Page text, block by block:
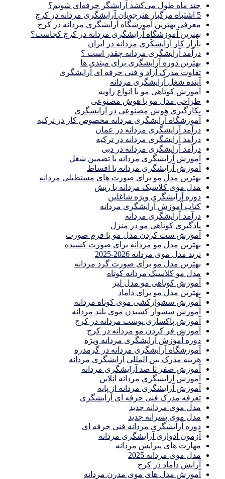
چند ماه طول می‌کشد آرایشگر حرفه‌ای شویم؟
5 اشتباه مرگبار هنرجویان آرایشگری مردانه در کرج
معرفی بهترین آموزشگاه آرایشگری مردانه در کرج
بهترین آموزشگاه آرایشگری مردانه در کرج کجاست؟
بازار كار آرايشكَرى مردانه در ايران
درآمد آرایشگری مردانه چقدر است ؟
بهترین دوره آرایشگری برای مبتدی ها
تفاوت مدرک آزاد و فنی حرفه ای آرایشگری
آینده شغل آرایشگری مردانه
آموزش کوتاهی مو با انواع زاویه
طراحی مدل مو با هوش مصنوعی
بکارگیری هوش مصنوعی در آرایشگری
آموزشگاه آرایشگری مردانه مخصوص کار در ترکیه
درآمد آرایشگری مردانه در عمان
درآمد آرایشگری مردانه در ترکیه
درآمد آرایشگری مردانه در دبی
آموزش آرایشگری مردانه با تضمین شغل
آموزش آرایشگری مردانه با اقساط
بهترین مدل مو برای صورت های مستطیلی مردانه
مدل موی کلاسیک مردانه با ریش
دوره آرایشگری ویژه شاغلین
کتاب آموزش آرایشگری مردانه
درآمد آرایشگری مردانه
یادگیری كوتاهى مو در منزل
آموزش ست كردن مدل مو با فرم صورت
بهترین مدل مو مردانه برای صورت کشیده
ترند مدل موی مردانه 2026-2025
بهترين مدل مو براى صورت گرد مردانه
مدل مو کلاسیک مردانه کوتاه
آموزش کوتاهی مو مدل لیر
بهترین مدل مو برای داماد
آموزش سشوارکشی موی کوتاه مردانه
آموزش سشوار کشیدن موی بلند مردانه
آموزش پاکسازی پوست مردانه در کرج
آموزش فر کردن مو مردانه در کرج
دوره آموزش آرایشگری مردانه ویژه
آموزشگاه آرایشگری مردانه در گرمدره
هزینه مدرک بین المللی آرایشگری مردانه
آموزش صفر تا صد آرایشگری مردانه
آموزش آرایشگری مردانه آنلاین
آموزش آرایشگری مردانه از پایه
تعرفه مدرک فنی حرفه ای آرایشگری
مدل موی مردانه جدید
مدل موی پسرانه جدید
دوره آرایشگری مردانه فنی حرفه ای
آزمون ادواری آرایشگری مردانه
مهارت های پیرایش مردانه
مدل موی مردانه 2025
آرایش داماد در کرج
آموزش مدل های موی مدرن مردانه